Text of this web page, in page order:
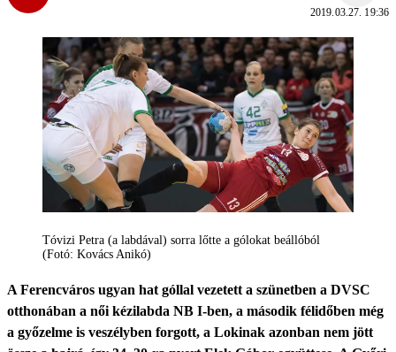
2019.03.27. 19:36
Tóvizi Petra (a labdával) sorra lőtte a gólokat beállóból
(Fotó: Kovács Anikó)
A Ferencváros ugyan hat góllal vezetett a szünetben a DVSC
otthonában a női kézilabda NB I-ben, a második félidőben még
a győzelme is veszélyben forgott, a Lokinak azonban nem jött